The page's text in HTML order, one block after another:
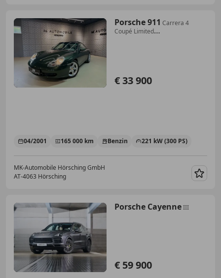
Porsche 911 Carrera 4
Coupé Limited
€ 33 900
04/2001 165 000 km Benzin 221 kW (300 PS)
MK-Automobile Hörsching GmbH
AT-4063 Hörsching
Porsche CayenneIII
€ 59 900